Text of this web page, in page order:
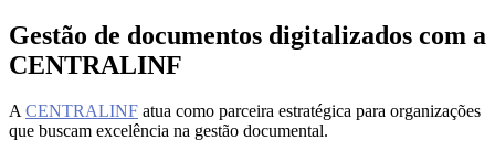
Gestão de documentos digitalizados com a
CENTRALINF
ACENTRALINF atua como parceira estratégica para organizações
que buscam excelência na gestão documental.